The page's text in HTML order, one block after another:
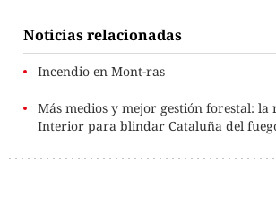
Noticias relacionadas
Incendio en Mont-ras
Más medios y mejor gestión forestal: la
Interior para blindar Cataluña del